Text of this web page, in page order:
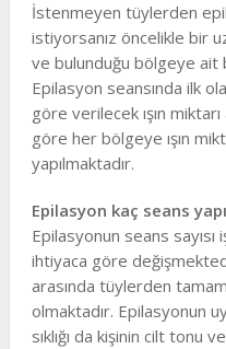
İstenmeyen tüylerden
istiyorsanız öncelikle bir
ve bulunduğu bölgeye ait
Epilasyon seansında ilk
göre verilecek ışın
göre her bölgeye ışın
yapılmaktadır.
Epilasyon kaç seans
Epilasyonun seans sayısı
ihtiyaca göre
arasında tüylerden
olmaktadır. Epilasyonun
sıklığı da kişinin cilt tonu